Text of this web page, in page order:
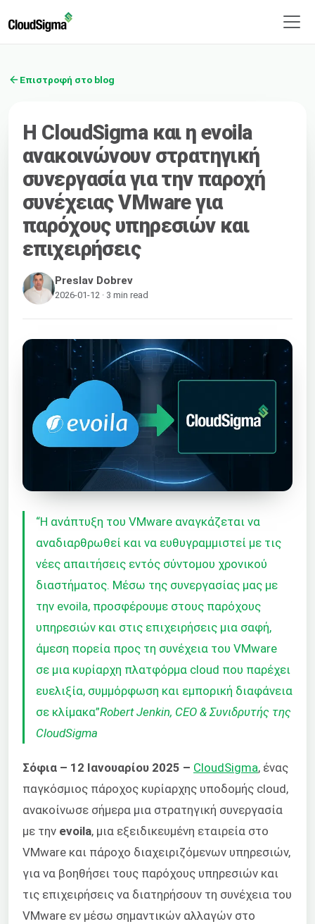
Επιστροφή στο blog
Η CloudSigma και η evoila
ανακοινώνουν στρατηγική
συνεργασία για την παροχή
συνέχειας VMware για
παρόχους υπηρεσιών και
επιχειρήσεις
Preslav Dobrev
2026-01-12 · 3 min read
“Η ανάπτυξη του VMware αναγκάζεται να
αναδιαρθρωθεί και να ευθυγραμμιστεί με τις
νέες απαιτήσεις εντός σύντομου χρονικού
διαστήματος. Μέσω της συνεργασίας μας με
την evoila, προσφέρουμε στους παρόχους
υπηρεσιών και στις επιχειρήσεις μια σαφή,
άμεση πορεία προς τη συνέχεια του VMware
σε μια κυρίαρχη πλατφόρμα cloud που παρέχει
ευελιξία, συμμόρφωση και εμπορική διαφάνεια
σε κλίμακα”Robert Jenkin, CEO & Συνιδρυτής της
CloudSigma
Σόφια – 12 Ιανουαρίου 2025 – CloudSigma, ένας
παγκόσμιος πάροχος κυρίαρχης υποδομής cloud,
ανακοίνωσε σήμερα μια στρατηγική συνεργασία
με την evoila, μια εξειδικευμένη εταιρεία στο
VMware και πάροχο διαχειριζόμενων υπηρεσιών,
για να βοηθήσει τους παρόχους υπηρεσιών και
τις επιχειρήσεις να διατηρήσουν τη συνέχεια του
VMware εν μέσω σημαντικών αλλαγών στο